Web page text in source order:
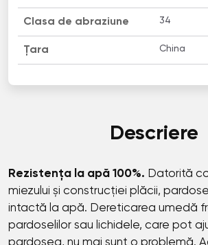
Clasa de abraziune 34
Țara China
Descriere
Rezistența la apă 100%. Datorită
miezului și construcției plăcii,
intactă la apă. Dereticarea umedă
pardoselilor sau lichidele, care pot
pardosea, nu mai sunt o problemă.